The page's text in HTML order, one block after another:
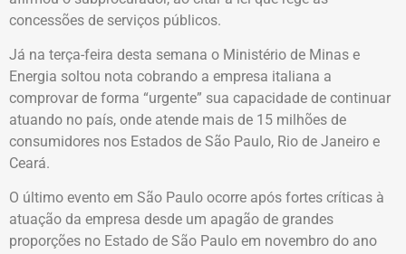
concessões de serviços públicos.
Já na terça-feira desta semana o Ministério de Minas e
Energia soltou nota cobrando a empresa italiana a
comprovar de forma “urgente” sua capacidade de continuar
atuando no país, onde atende mais de 15 milhões de
consumidores nos Estados de São Paulo, Rio de Janeiro e
Ceará.
O último evento em São Paulo ocorre após fortes críticas à
atuação da empresa desde um apagão de grandes
proporções no Estado de São Paulo em novembro do ano